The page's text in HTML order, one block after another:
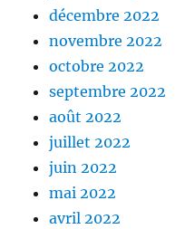
décembre 2022
novembre 2022
octobre 2022
septembre 2022
août 2022
juillet 2022
juin 2022
mai 2022
avril 2022